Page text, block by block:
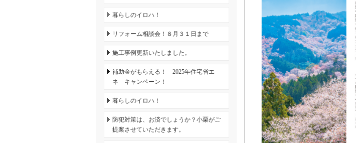
暮らしのイロハ！
リフォーム相談会！８月３１日まで
施工事例更新いたしました。
補助金がもらえる！ 2025年住宅省エ
ネ キャンペーン！
暮らしのイロハ！
防犯対策は、お済でしょうか？小栗がご
提案させていただきます。